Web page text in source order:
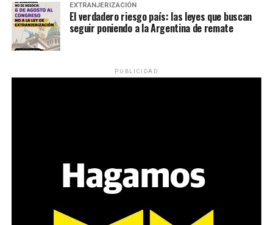
EXTRANJERIZACIÓN
El verdadero riesgo país: las leyes que buscan
seguir poniendo a la Argentina de remate
PUBLICIDAD